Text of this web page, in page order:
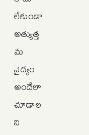
లేకుండా
అత్యుత్త
మ
వైద్యం
అందేలా
చూడాల
ని